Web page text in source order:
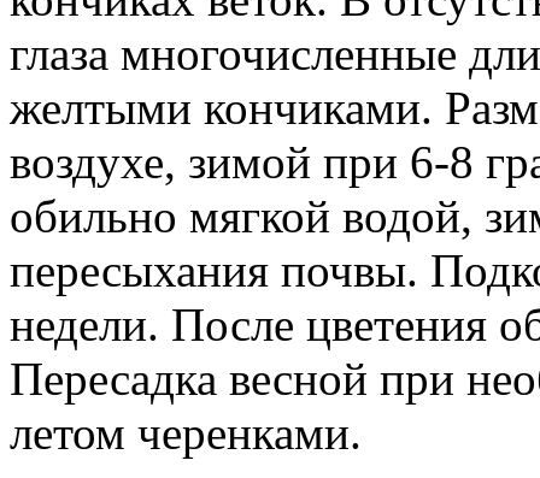
глаза многочисленные
желтыми кончиками.
воздухе, зимой при 6-8
обильно мягкой водой,
пересыхания почвы.
недели. После цветения
Пересадка весной при
летом черенками.